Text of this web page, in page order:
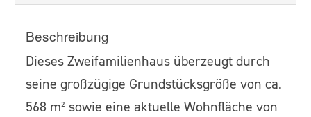
Beschreibung
Dieses Zweifamilienhaus überzeugt durch
seine großzügige Grundstücksgröße von ca.
568 m² sowie eine aktuelle Wohnfläche von